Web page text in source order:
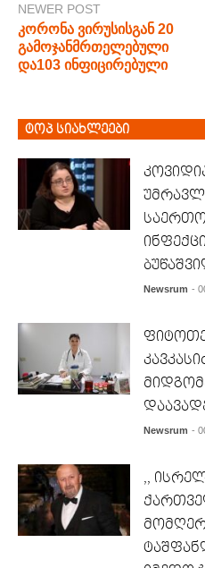
NEWER POST
კორონა ვირუსისგან 20
გამოჯანმრთელებული
და103 ინფიცირებული
ტოპ სიახლეები
Newsrum -
Newsrum -
,,